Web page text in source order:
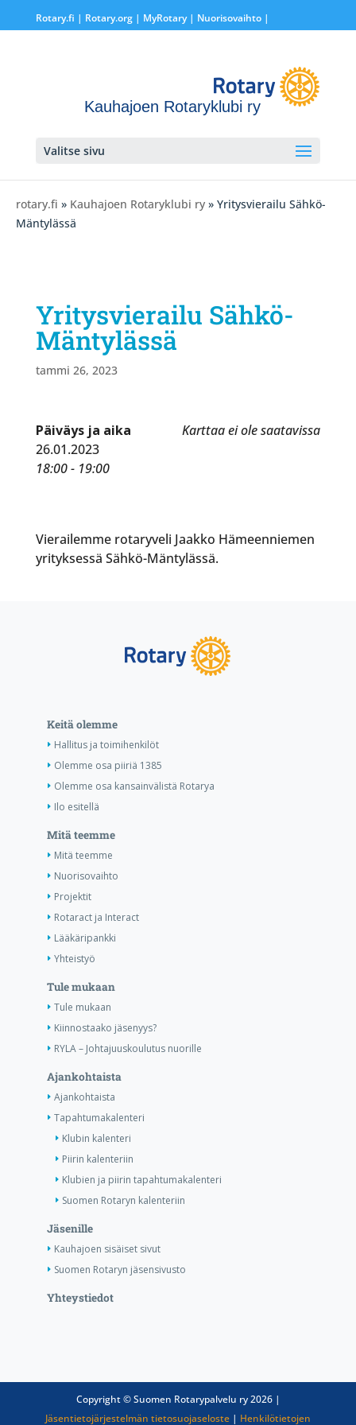
Rotary.fi | Rotary.org| MyRotary | Nuorisovaihto|
Kauhajoen Rotaryklubi ry
Valitse sivu
rotary.fi » Kauhajoen Rotaryklubi ry » Yritysvierailu Sähkö-
Mäntylässä
Yritysvierailu Sähkö-
Mäntylässä
tammi 26, 2023
Karttaa ei ole saatavissa
Päiväys ja aika
26.01.2023
18:00 - 19:00
Vierailemme rotaryveli Jaakko Hämeenniemen
yrityksessä Sähkö-Mäntylässä.
Keitä olemme
Hallitus ja toimihenkilöt
Olemme osa piiriä 1385
Olemme osa kansainvälistä Rotarya
Ilo esitellä
Mitä teemme
Mitä teemme
Nuorisovaihto
Projektit
Rotaract ja Interact
Lääkäripankki
Yhteistyö
Tule mukaan
Tule mukaan
Kiinnostaako jäsenyys?
RYLA – Johtajuuskoulutus nuorille
Ajankohtaista
Ajankohtaista
Tapahtumakalenteri
Klubin kalenteri
Piirin kalenteriin
Klubien ja piirin tapahtumakalenteri
Suomen Rotaryn kalenteriin
Jäsenille
Kauhajoen sisäiset sivut
Suomen Rotaryn jäsensivusto
Yhteystiedot
Copyright © Suomen Rotarypalvelu ry 2026 |
Jäsentietojärjestelmän tietosuojaseloste | Henkilötietojen